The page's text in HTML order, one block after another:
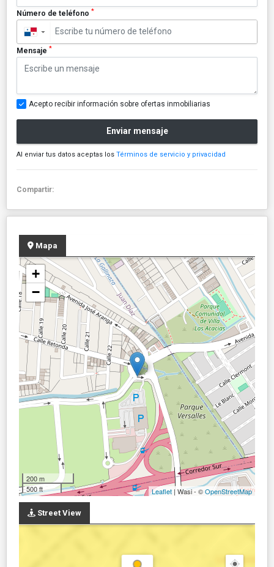
Número de teléfono *
▼
Mensaje *
Acepto recibir información sobre ofertas inmobiliarias
Enviar mensaje
Al enviar tus datos aceptas los Términos de servicio y privacidad
Compartir:
Mapa
+
−
200 m
500 ft
Leaflet | Wasi - ©OpenStreetMap
Street View